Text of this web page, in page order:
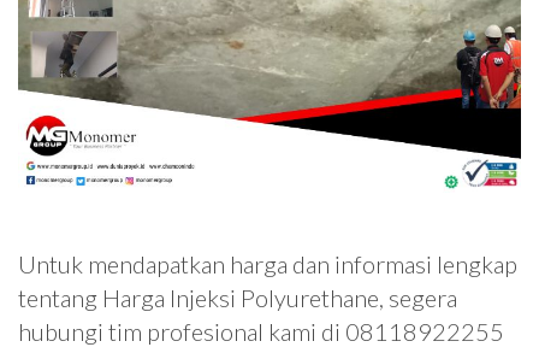
Untuk mendapatkan harga dan informasi lengkap
tentang Harga Injeksi Polyurethane, segera
hubungi tim profesional kami di 08118922255